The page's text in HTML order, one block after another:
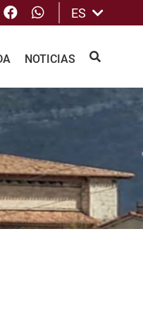
Facebook
whatsApp
ES
NOTICIAS BUSCAR